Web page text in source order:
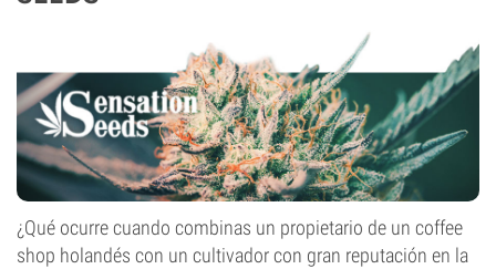
¿Qué ocurre cuando combinas un propietario de un coffee
shop holandés con un cultivador con gran reputación en la